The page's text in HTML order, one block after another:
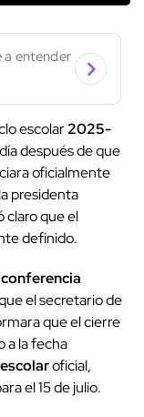
a entender
escolar2025-
después de que
oficialmente
presidenta
claro que el
definido.
conferencia
el secretario de
que el cierre
a la fecha
oficial,
el 15 de julio.